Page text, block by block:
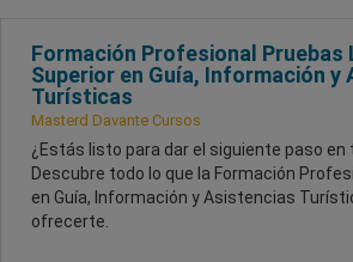
Formación Profesional Pruebas
Superior en Guía, Información y
Turísticas
Masterd Davante Cursos
¿Estás listo para dar el siguiente paso en
Descubre todo lo que la Formación
en Guía, Información y Asistencias
ofrecerte.